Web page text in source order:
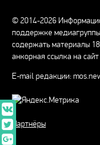
© 2014-2026
поддержке
содержать материалы
анкорная ссылка на
E-mail редакции:
Партнёры